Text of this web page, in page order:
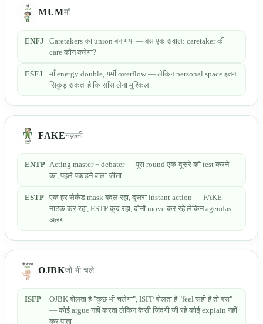
MUMमाँ
ENFJ
Caretakers का union बन गया — बस एक सवाल: caretaker की
care कौन करेगा?
ESFJ
माँ energy double, गर्मी overflow — लेकिन personal space इतना
सिकुड़ सकता है कि साँस लेना मुश्किल
FAKEनक़ली
ENTP Acting master + debater — पूरा round एक-दूसरे को test करने
का, पहले पकड़ने वाला जीता
ESTP एक हर सेकंड mask बदल रहा, दूसरा instant action — FAKE
नाटक कर रहा, ESTP कूद रहा, दोनों move कर रहे लेकिन agendas
अलग
OJBKजो भी चले
ISFP
OJBK बोलता है "कुछ भी चलेगा", ISFP बोलता है "feel सही है तो बस"
— कोई argue नहीं करता लेकिन कैसी ज़िंदगी जी रहे कोई explain नहीं
कर पाता